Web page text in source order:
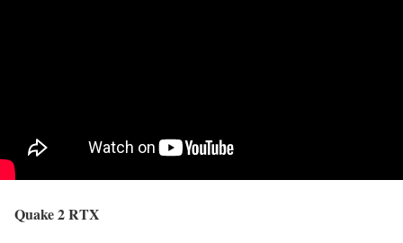
Quake 2 RTX